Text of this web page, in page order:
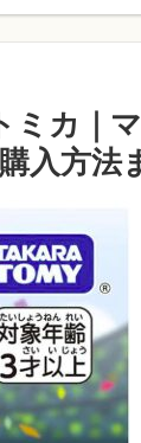
ミカ｜
入方法